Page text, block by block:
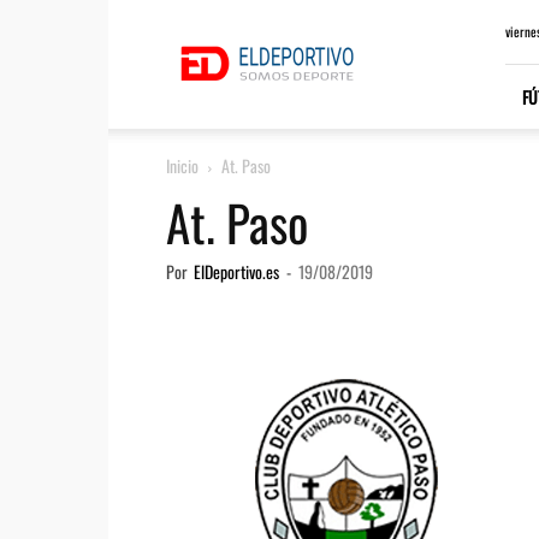
Inicio At. Paso
At. Paso
Por ElDeportivo.es - 19/08/2019